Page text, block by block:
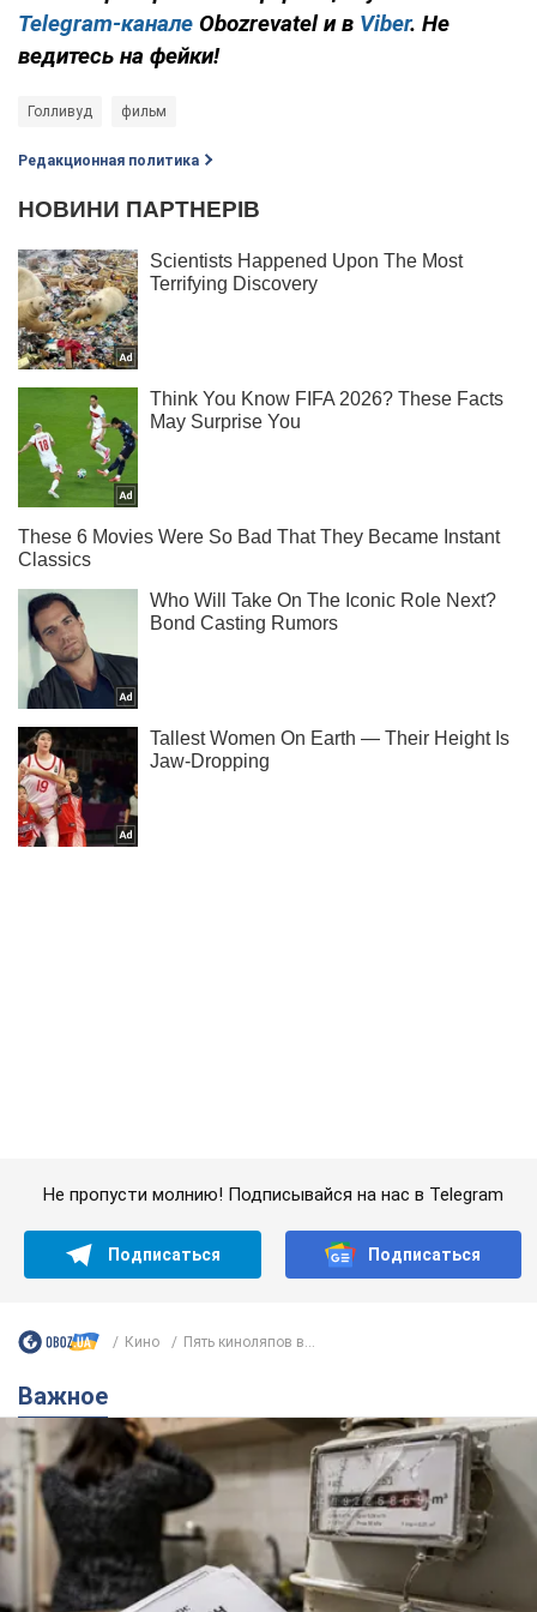
Telegram-канале Obozrevatel и в Viber. Не
ведитесь на фейки!
Голливуд фильм
Редакционная политика
Женщине начислили 729 тыс. грн долга за газ
из-за показаний неисправного счетчика: судья
вынес неожиданное решение
Нужно ли платить долг из-за доначисления
5 годин тому 6,6 т.
"Это Украина напала!" Оксана Вояж